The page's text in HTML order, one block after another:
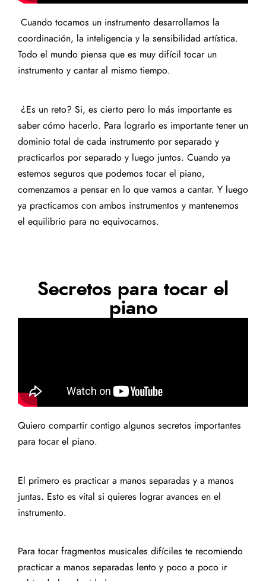
Cuando tocamos un instrumento desarrollamos la
coordinación, la inteligencia y la sensibilidad artística.
Todo el mundo piensa que es muy difícil tocar un
instrumento y cantar al mismo tiempo.
¿Es un reto? Si, es cierto pero lo más importante es
saber cómo hacerlo. Para lograrlo es importante tener un
dominio total de cada instrumento por separado y
practicarlos por separado y luego juntos. Cuando ya
estemos seguros que podemos tocar el piano,
comenzamos a pensar en lo que vamos a cantar. Y luego
ya practicamos con ambos instrumentos y mantenemos
el equilibrio para no equivocarnos.
Secretos para tocar el
piano
Quiero compartir contigo algunos secretos importantes
para tocar el piano.
El primero es practicar a manos separadas y a manos
juntas. Esto es vital si quieres lograr avances en el
instrumento.
Para tocar fragmentos musicales difíciles te recomiendo
practicar a manos separadas lento y poco a poco ir